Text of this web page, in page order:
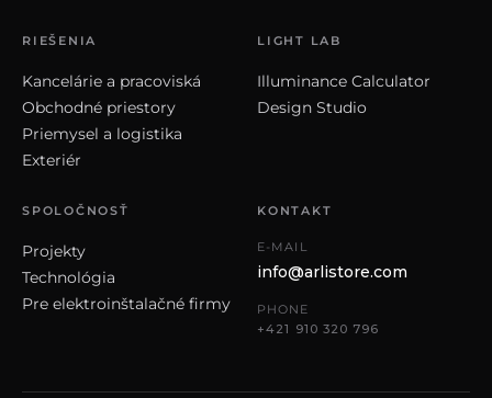
RIEŠENIA
Kancelárie a pracoviská
Obchodné priestory
Priemysel a logistika
Exteriér
LIGHT LAB
Illuminance Calculator
Design Studio
SPOLOČNOSŤ
Projekty
Technológia
Pre elektroinštalačné firmy
KONTAKT
E-MAIL
info@arlistore.com
PHONE
+421 910 320 796